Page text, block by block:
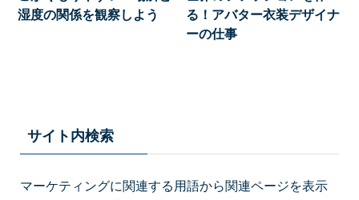
湿度の関係を観察しよう
る！アバター衣装デザイナ
ーの仕事
サイト内検索
マーケティングに関連する用語から関連ページを表示